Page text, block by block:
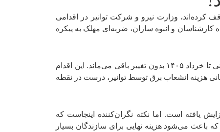
کرده‌اند، وزارت نیرو و شرکت توانیر در اقدامی
شده، از نگاه کارشناسان و انبوه سازان، ضربه‌ای مهلک به پیکره
دولت اخیراً با هدف جلوگیری از افت شدید تولید مسکن و حمایت از سازندگان، اعلام کرد که تعرفه صدور پروانه ساختمانی تا خرداد ۱۴۰۵ بدون تغییر باقی می‌ماند. این اقدام
هزینه انشعاب برق توسط توانیر، درست در نقطه
انشعاب برق برای متقاضیان زیر ۳۰ کیلووات به ۲۴۴ میلیون ریال افزایش یافته است. اما نکته نگران‌کننده اینجاست که
باعث می‌شود هزینه نهایی برای سازندگان بسیار